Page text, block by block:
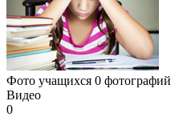
Фото учащихся 0 фотографий
Видео
0